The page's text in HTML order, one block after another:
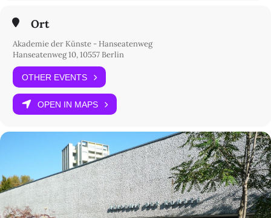
Ort
Akademie der Künste - Hanseatenweg
Hanseatenweg 10, 10557 Berlin
OTHER EVENTS
OPEN IN MAPS